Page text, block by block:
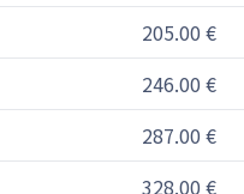
205.00 €
246.00 €
287.00 €
328.00 €